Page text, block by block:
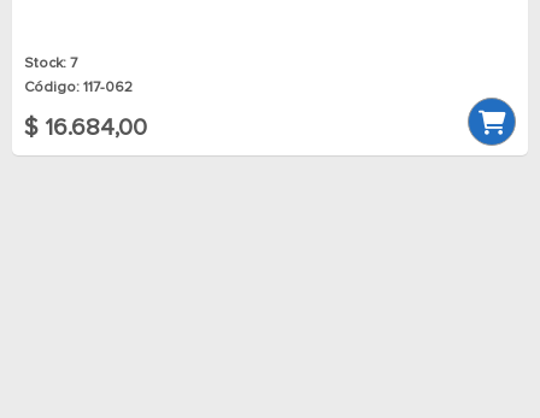
Stock: 7
Código: 117-062
$ 16.684,00